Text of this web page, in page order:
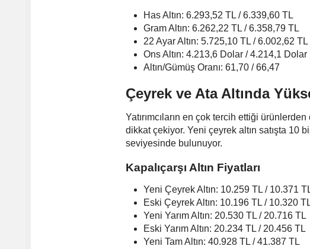
Has Altın: 6.293,52 TL / 6.339,60 TL
Gram Altın: 6.262,22 TL / 6.358,79 TL
22 Ayar Altın: 5.725,10 TL / 6.002,62 TL
Ons Altın: 4.213,6 Dolar / 4.214,1 Dolar
Altın/Gümüş Oranı: 61,70 / 66,47
Çeyrek ve Ata Altında
Yatırımcıların en çok tercih ettiği
dikkat çekiyor. Yeni çeyrek altın satışta 10
seviyesinde bulunuyor.
Kapalıçarşı Altın Fiyatları
Yeni Çeyrek Altın: 10.259 TL / 10.371
Eski Çeyrek Altın: 10.196 TL / 10.320
Yeni Yarım Altın: 20.530 TL / 20.716 TL
Eski Yarım Altın: 20.234 TL / 20.456 TL
Yeni Tam Altın: 40.928 TL / 41.387 TL